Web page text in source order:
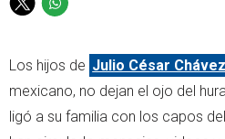
T
t
t
e
r
W
t
s
p
Los hijos de Julio César Chávez
mexicano, no dejan el ojo del
ligó a su familia con los capos